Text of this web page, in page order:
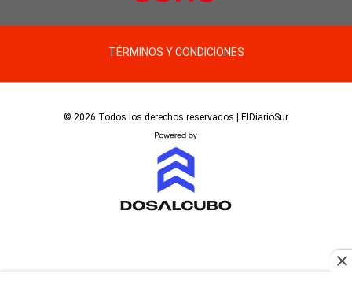
TÉRMINOS Y CONDICIONES
© 2026 Todos los derechos reservados | ElDiarioSur